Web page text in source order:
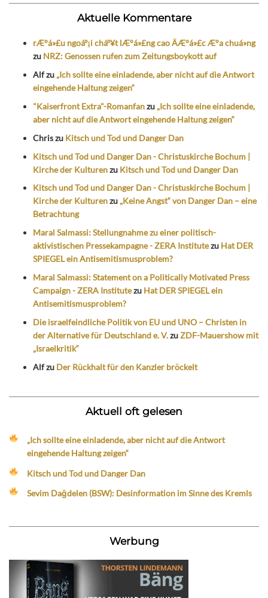
Aktuelle Kommentare
rÆ°á»£u ngoáº¡i cháº¥t lÆ°á»£ng cao ÄÆ°á»£c Æ°a chuá»ng
zu NRZ: Genossen rufen zum Zeitungsboykott auf
Alfzu „Ich sollte eine einladende, aber nicht auf die Antwort
eingehende Haltung zeigen“
"Kaiserfront Extra"-Romanfanzu „Ich sollte eine einladende,
aber nicht auf die Antwort eingehende Haltung zeigen“
Chriszu Kitsch und Tod und Danger Dan
Kitsch und Tod und Danger Dan - Christuskirche Bochum |
Kirche der Kulturenzu Kitsch und Tod und Danger Dan
Kitsch und Tod und Danger Dan - Christuskirche Bochum |
Kirche der Kulturenzu „Keine Angst“ von Danger Dan – eine
Betrachtung
Maral Salmassi: Stellungnahme zu einer politisch-
aktivistischen Pressekampagne - ZERA Institutezu Hat DER
SPIEGEL ein Antisemitismusproblem?
Maral Salmassi: Statement on a Politically Motivated Press
Campaign - ZERA Institutezu Hat DER SPIEGEL ein
Antisemitismusproblem?
Die israelfeindliche Politik von EU und UNO – Christen in
der Alternative für Deutschland e. V.zuZDF-Mauershow mit
„Israelkritik“
Alfzu Der Rückhalt für den Kanzler bröckelt
Aktuell oft gelesen
„Ich sollte eine einladende, aber nicht auf die Antwort
eingehende Haltung zeigen“
Kitsch und Tod und Danger Dan
Sevim Dağdelen (BSW): Desinformation im Sinne des Kremls
Werbung